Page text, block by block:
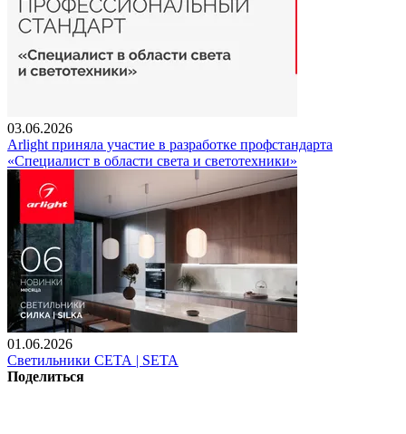
03.06.2026
Arlight приняла участие в разработке профстандарта
«Специалист в области света и светотехники»
01.06.2026
Светильники СЕТА | SETA
Поделиться